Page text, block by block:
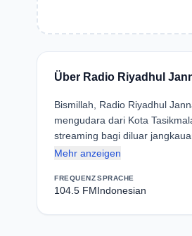
Über Radio Riyadhul
Bismillah, Radio Riyadhul
mengudara dari Kota
streaming bagi diluar
Mehr anzeigen
FREQUENZ
104.5 FM
SPRACHE
Indonesian